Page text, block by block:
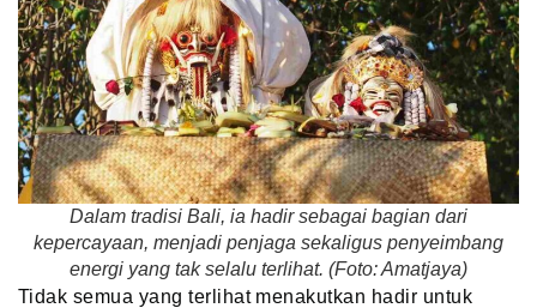
Dalam tradisi Bali, ia hadir sebagai bagian dari
kepercayaan, menjadi penjaga sekaligus penyeimbang
energi yang tak selalu terlihat. (Foto: Amatjaya)
Tidak semua yang terlihat menakutkan hadir untuk